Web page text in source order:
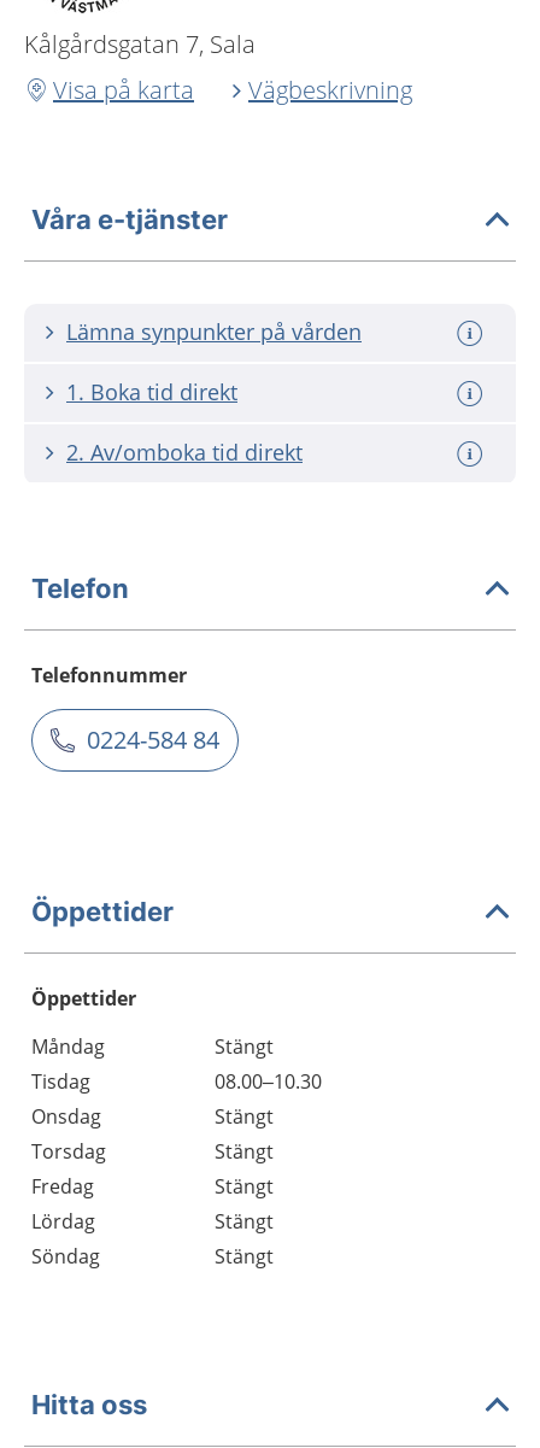
Kålgårdsgatan 7, Sala
Visa på karta
Vägbeskrivning
Våra e-tjänster
Lämna synpunkter på vården
1. Boka tid direkt
2. Av/omboka tid direkt
Telefon
Telefonnummer
0224-584 84
Öppettider
Öppettider
Dag
Öppettider
Kommentarer
Måndag
Stängt
Tisdag
08.00–10.30
Onsdag
Stängt
Torsdag
Stängt
Fredag
Stängt
Lördag
Stängt
Söndag
Stängt
Hitta oss